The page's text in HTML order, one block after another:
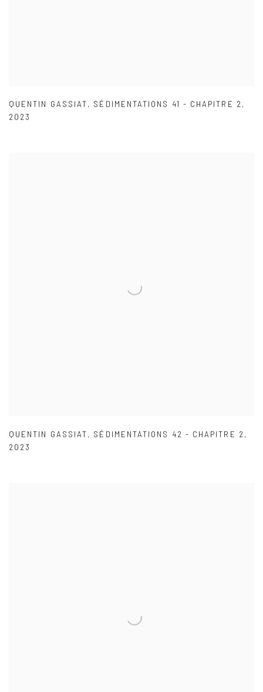
QUENTIN GASSIAT, SÉDIMENTATIONS 41 - CHAPITRE 2,
2023
QUENTIN GASSIAT, SÉDIMENTATIONS 42 - CHAPITRE 2,
2023